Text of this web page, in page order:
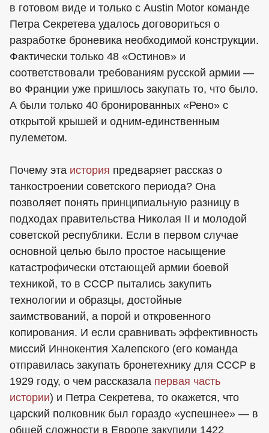
в готовом виде и только с Austin Motor команде
Петра Секретева удалось договориться о
разработке броневика необходимой конструкции.
Фактически только 48 «Остинов» и
соответствовали требованиям русской армии —
во Франции уже пришлось закупать то, что было.
А были только 40 бронированных «Рено» с
открытой крышей и одним-единственным
пулеметом.
Почему эта история предваряет рассказ о
танкостроении советского периода? Она
позволяет понять принципиальную разницу в
подходах правительства Николая II и молодой
советской республики. Если в первом случае
основной целью было простое насыщение
катастрофически отстающей армии боевой
техникой, то в СССР пытались закупить
технологии и образцы, достойные
заимствований, а порой и откровенного
копирования. И если сравнивать эффективность
миссий Иннокентия Халепского (его команда
отправилась закупать бронетехнику для СССР в
1929 году, о чем рассказала первая часть
истории) и Петра Секретева, то окажется, что
царский полковник был гораздо «успешнее» — в
общей сложности в Европе закупили 1422